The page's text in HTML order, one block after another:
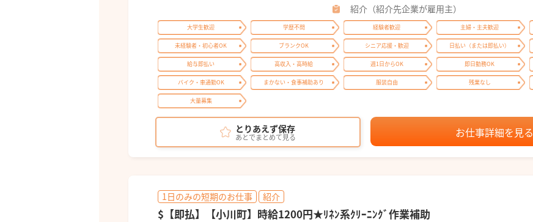
紹介（紹介先企業が雇用主）
大学生歓迎 学歴不問 経験者歓迎 主婦・主夫歓迎
未経験者・初心者OK ブランクOK シニア応援・歓迎 日払い（または即払い）
給与即払い 高収入・高時給 週1日からOK 即日勤務OK
バイク・車通勤OK まかない・食事補助あり 服装自由 残業なし
大量募集
とりあえず保存
あとでまとめて見る お仕事詳細を見る
1日のみの短期のお仕事 紹介
$【即払】【小川町】時給1200円★ﾘﾈﾝ系ｸﾘｰﾆﾝｸﾞ作業補助